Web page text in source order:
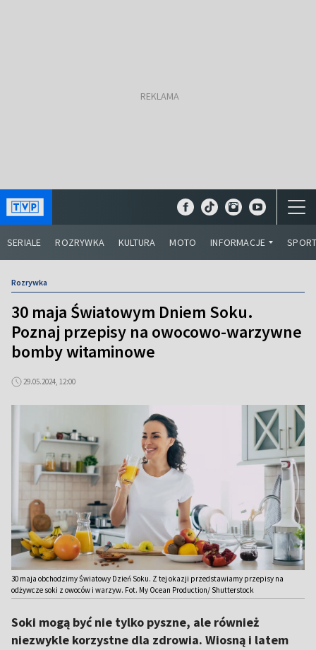
SERIALE ROZRYWKA KULTURA MOTO INFORMACJE
Rozrywka
30 maja Światowym Dniem Soku.
Poznaj przepisy na owocowo-warzywne
bomby witaminowe
29.05.2024, 12:00
30 maja obchodzimy Światowy Dzień Soku. Z tej okazji przedstawiamy przepisy na
odżywcze soki z owoców i warzyw. Fot. My Ocean Production/ Shutterstock
Soki mogą być nie tylko pyszne, ale również
niezwykle korzystne dla zdrowia. Wiosną i latem